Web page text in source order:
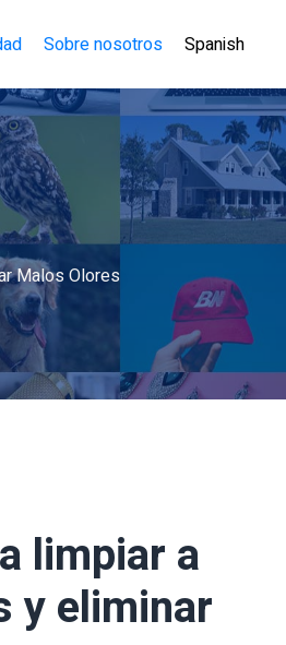
Sobre nosotros Spanish
Malos Olores
limpiar a
y eliminar